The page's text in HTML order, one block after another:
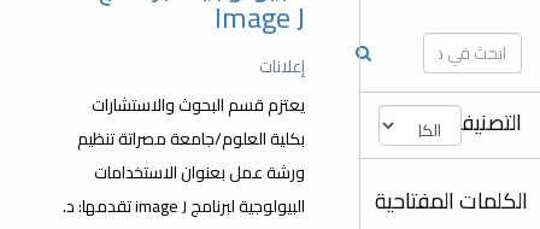
Image J
إعلانات
يعتزم قسم البحوث والاستشارات
بكلية العلوم/جامعة مصراتة تنظيم
البيولوجية لبرنامج image J تقدمها: د.